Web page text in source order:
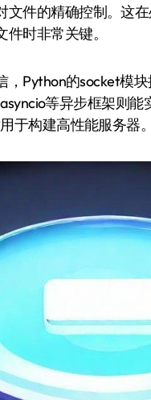
文件的精确控制。这
时非常关键。
，Python的socket模
等异步框架则能
于构建高性能服务器。